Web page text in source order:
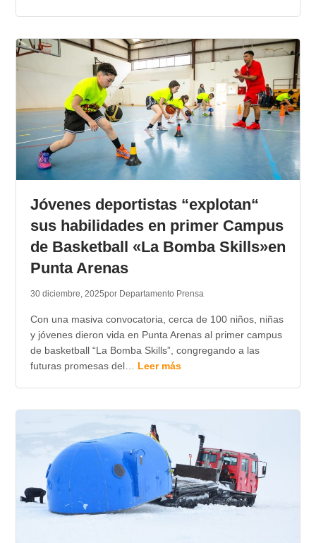
Jóvenes deportistas “explotan“
sus habilidades en primer Campus
de Basketball «La Bomba Skills»en
Punta Arenas
30 diciembre, 2025por Departamento Prensa
Con una masiva convocatoria, cerca de 100 niños, niñas
y jóvenes dieron vida en Punta Arenas al primer campus
de basketball “La Bomba Skills”, congregando a las
futuras promesas del… Leer más